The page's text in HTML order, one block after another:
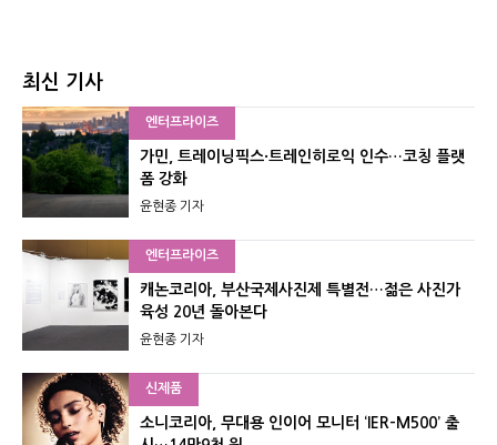
최신 기사
엔터프라이즈
가민, 트레이닝픽스·트레인히로익 인수…코칭 플랫
폼 강화
윤현종 기자
엔터프라이즈
캐논코리아, 부산국제사진제 특별전…젊은 사진가
육성 20년 돌아본다
윤현종 기자
신제품
소니코리아, 무대용 인이어 모니터 ‘IER-M500’ 출